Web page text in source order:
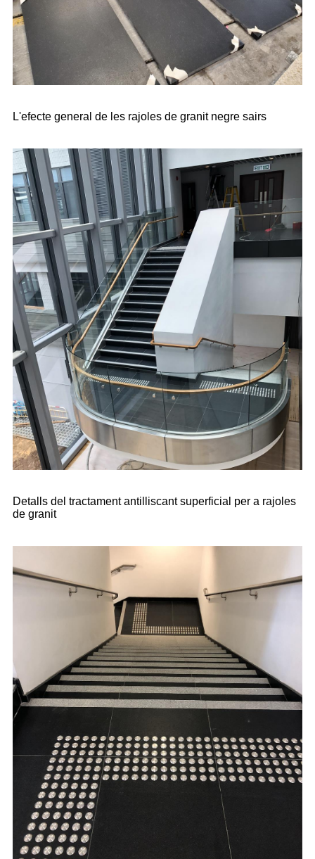
L'efecte general de les rajoles de granit negre sairs
Detalls del tractament antilliscant superficial per a rajoles
de granit